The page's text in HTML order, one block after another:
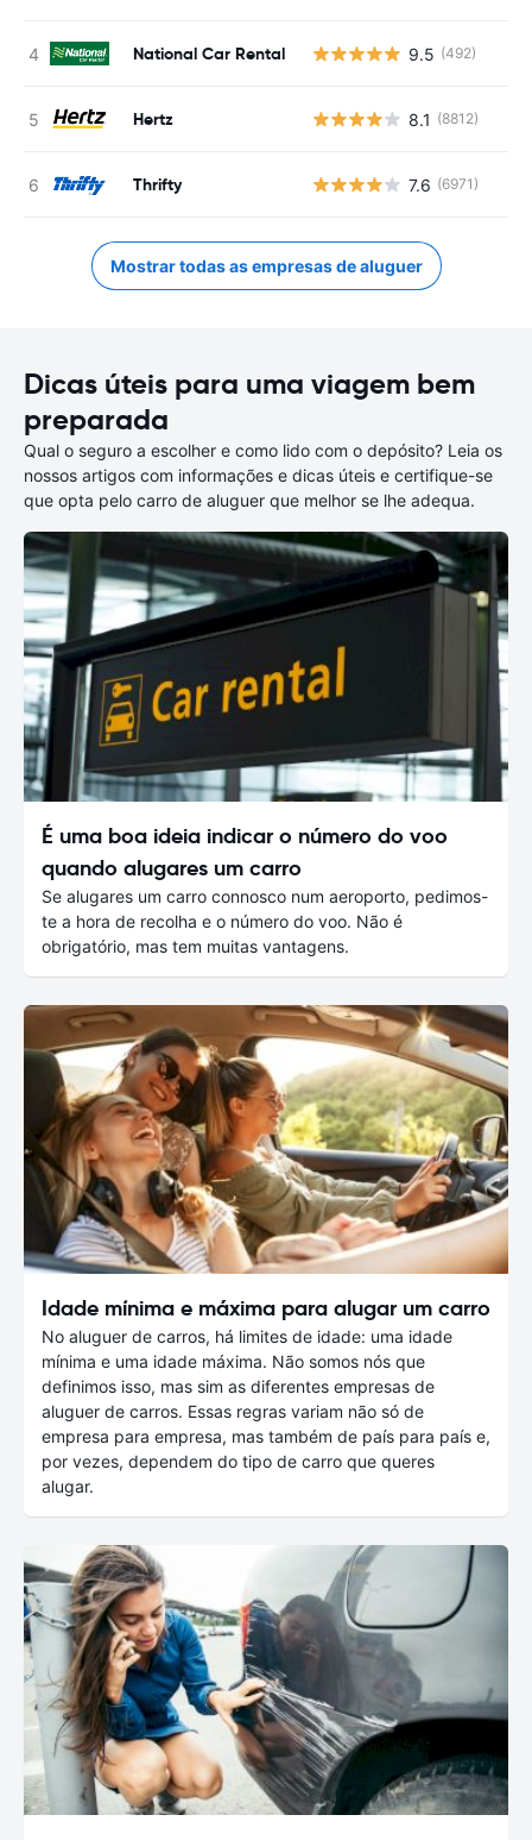
National Car Rental 9.5 (492)
Hertz 8.1 (8812)
Thrifty 7.6 (6971)
Mostrar todas as empresas de aluguer
Dicas úteis para uma viagem bem
preparada
Qual o seguro a escolher e como lido com o depósito? Leia os
nossos artigos com informações e dicas úteis e certifique-se
que opta pelo carro de aluguer que melhor se lhe adequa.
É uma boa ideia indicar o número do voo
quando alugares um carro
Se alugares um carro connosco num aeroporto, pedimos-
te a hora de recolha e o número do voo. Não é
obrigatório, mas tem muitas vantagens.
Idade mínima e máxima para alugar um carro
No aluguer de carros, há limites de idade: uma idade
mínima e uma idade máxima. Não somos nós que
definimos isso, mas sim as diferentes empresas de
aluguer de carros. Essas regras variam não só de
empresa para empresa, mas também de país para país e,
por vezes, dependem do tipo de carro que queres
alugar.